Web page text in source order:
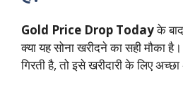
Gold Price Drop Todayके
क्या यह सोना खरीदने का सही मौका
गिरती है, तो इसे खरीदारी के लिए